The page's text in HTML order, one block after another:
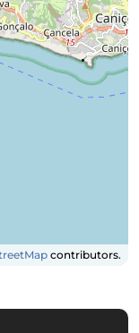
contributors.